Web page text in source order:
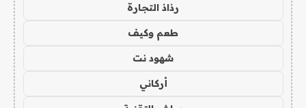
رذاذ التجارة
طعم وكيف
شهود نت
أركاني